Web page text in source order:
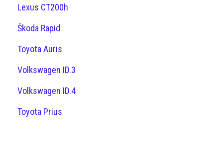
Lexus CT200h
Škoda Rapid
Toyota Auris
Volkswagen ID.3
Volkswagen ID.4
Toyota Prius